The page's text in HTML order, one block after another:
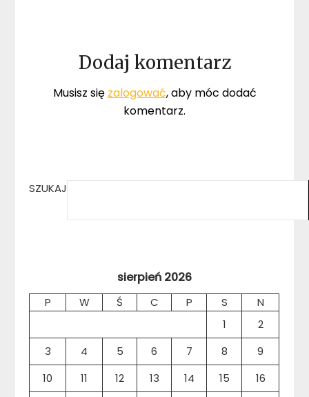
Dodaj komentarz
Musisz się zalogować, aby móc dodać
komentarz.
SZUKAJ
sierpień 2026
P W Ś C P S
N
1
2
3
4 5 6 7 8
9
10
11 12 13 14 15
16